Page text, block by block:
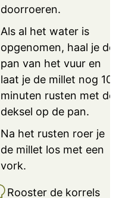
doorroeren.
Als al het water is
opgenomen, haal je de
pan van het vuur en
laat je de millet nog 10
minuten rusten met de
deksel op de pan.
Na het rusten roer je
de millet los met een
vork.
Rooster de korrels